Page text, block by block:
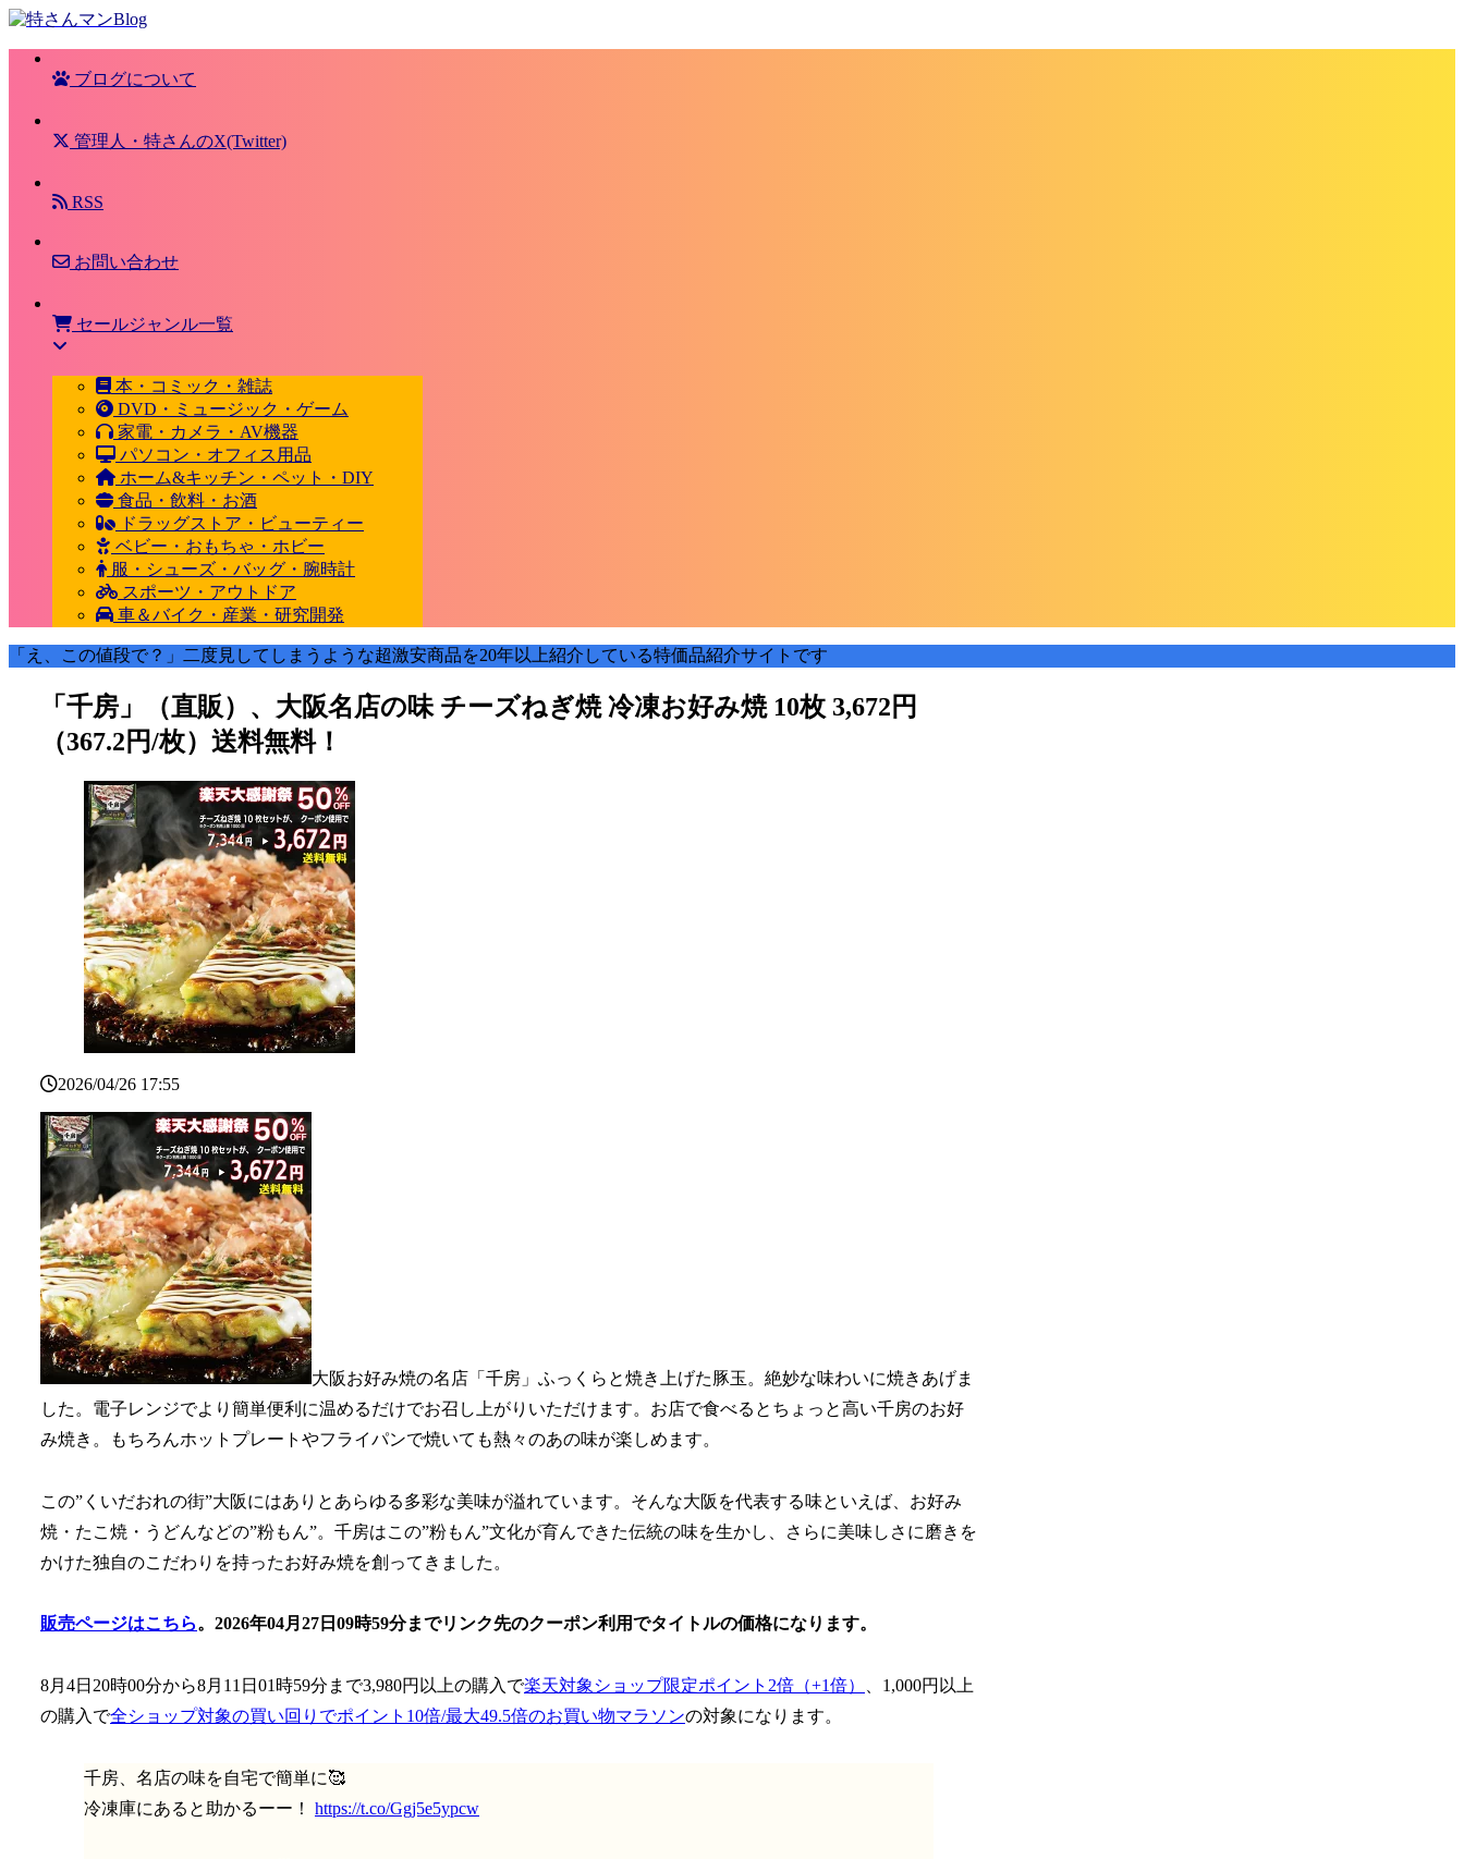
ブログについて
管理人・特さんのX(Twitter)
RSS
お問い合わせ
セールジャンル一覧
本・コミック・雑誌
DVD・ミュージック・ゲーム
家電・カメラ・AV機器
パソコン・オフィス用品
ホーム&キッチン・ペット・DIY
食品・飲料・お酒
ドラッグストア・ビューティー
ベビー・おもちゃ・ホビー
服・シューズ・バッグ・腕時計
スポーツ・アウトドア
車＆バイク・産業・研究開発
「え、この値段で？」二度見してしまうような超激安商品を20年以上紹介している特価品紹介サイトです
「千房」（直販）、大阪名店の味 チーズねぎ焼 冷凍お好み焼 10枚 3,672円
（367.2円/枚）送料無料！
2026/04/26 17:55
大阪お好み焼の名店「千房」ふっくらと焼き上げた豚玉。絶妙な味わいに焼きあげま
した。電子レンジでより簡単便利に温めるだけでお召し上がりいただけます。お店で食べるとちょっと高い千房のお好
み焼き。もちろんホットプレートやフライパンで焼いても熱々のあの味が楽しめます。
この”くいだおれの街”大阪にはありとあらゆる多彩な美味が溢れています。そんな大阪を代表する味といえば、お好み
焼・たこ焼・うどんなどの”粉もん”。千房はこの”粉もん”文化が育んできた伝統の味を生かし、さらに美味しさに磨きを
かけた独自のこだわりを持ったお好み焼を創ってきました。
販売ページはこちら。2026年04月27日09時59分までリンク先のクーポン利用でタイトルの価格になります。
8月4日20時00分から8月11日01時59分まで3,980円以上の購入で楽天対象ショップ限定ポイント2倍（+1倍）
、1,000円以上
の購入で全ショップ対象の買い回りでポイント10倍/最大49.5倍のお買い物マラソンの対象になります。
千房、名店の味を自宅で簡単に🥰
冷凍庫にあると助かるーー！ https://t.co/Ggj5e5ypcw